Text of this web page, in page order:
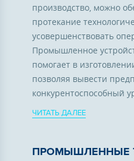
производство, можно
протекание
усовершенствовать
Промышленное
помогает в
позволяя вывести
конкурентоспособный
ЧИТАТЬ ДАЛЕЕ
ПРОМЫШЛЕННЫЕ